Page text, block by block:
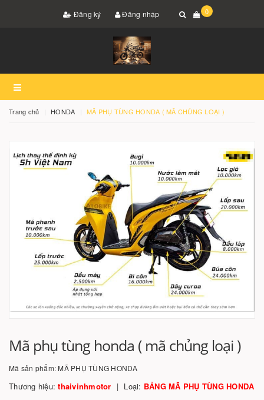
Đăng ký Đăng nhập 0
Trang chủ HONDA MÃ PHỤ TÙNG HONDA ( MÃ CHỦNG LOẠI )
Mã phụ tùng honda ( mã chủng loại )
Mã sản phẩm: MÃ PHỤ TÙNG HONDA
Thương hiệu:thaivinhmotor Loại: BẢNG MÃ PHỤ TÙNG HONDA